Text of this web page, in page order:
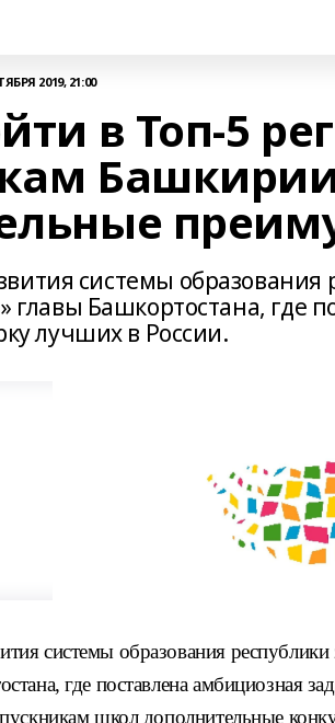
2019, 21:00
в Топ-5
системы образования
главы Башкортостана, где
лучших в России.
системы образования республики
где поставлена амбициозная
школ дополнительные